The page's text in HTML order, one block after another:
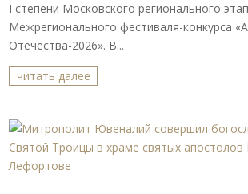
I степени Московского регионального
Межрегионального фестиваля-конкурса
Отечества-2026». В...
читать далее